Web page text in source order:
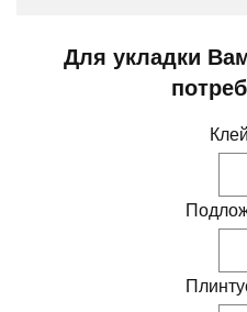
Для укладки